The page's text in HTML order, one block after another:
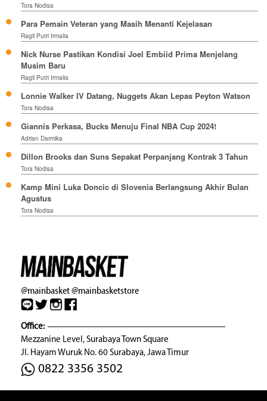
Tora Nodisa
Para Pemain Veteran yang Masih Menanti Kejelasan
Ragil Putri Irmalia
Nick Nurse Pastikan Kondisi Joel Embiid Prima Menjelang
Musim Baru
Ragil Putri Irmalia
Lonnie Walker IV Datang, Nuggets Akan Lepas Peyton Watson
Tora Nodisa
Giannis Perkasa, Bucks Menuju Final NBA Cup 2024!
Adrian Darmika
Dillon Brooks dan Suns Sepakat Perpanjang Kontrak 3 Tahun
Tora Nodisa
Kamp Mini Luka Doncic di Slovenia Berlangsung Akhir Bulan
Agustus
Tora Nodisa
@mainbasket@mainbasketstore
Office:
Mezzanine Level, Surabaya Town Square
Jl. Hayam Wuruk No. 60 Surabaya, Jawa Timur
0822 3356 3502